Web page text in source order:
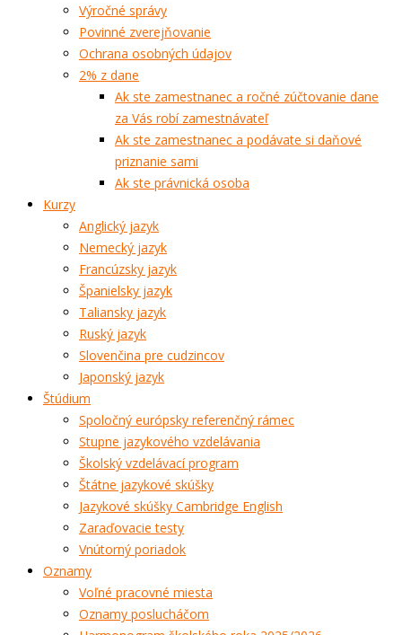
Výročné správy
Povinné zverejňovanie
Ochrana osobných údajov
2% z dane
Ak ste zamestnanec a ročné zúčtovanie dane
za Vás robí zamestnávateľ
Ak ste zamestnanec a podávate si daňové
priznanie sami
Ak ste právnická osoba
Kurzy
Anglický jazyk
Nemecký jazyk
Francúzsky jazyk
Španielsky jazyk
Taliansky jazyk
Ruský jazyk
Slovenčina pre cudzincov
Japonský jazyk
Štúdium
Spoločný európsky referenčný rámec
Stupne jazykového vzdelávania
Školský vzdelávací program
Štátne jazykové skúšky
Jazykové skúšky Cambridge English
Zaraďovacie testy
Vnútorný poriadok
Oznamy
Voľné pracovné miesta
Oznamy poslucháčom